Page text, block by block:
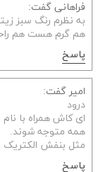
فراهانی گفت:
به نظرم رنگ سبز
هم گرم هست هم
پاسخ
امیر گفت:
درود
ای کاش همراه با
همه متوجه شوند.
مثل بنفش الکتریک
پاسخ